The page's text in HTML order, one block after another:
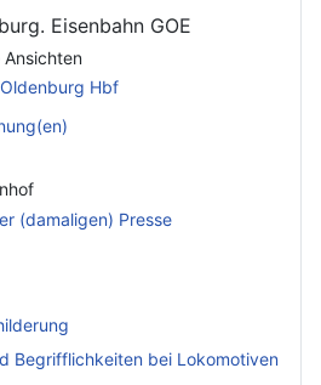
Eisenbahn GOE
Hbf
(damaligen) Presse
Begrifflichkeiten bei Lokomotiven